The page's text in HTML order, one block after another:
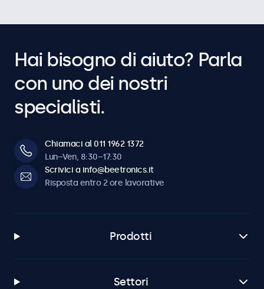
Hai bisogno di aiuto? Parla
con uno dei nostri
specialisti.
Chiamaci al 011 1962 1372
Lun–Ven, 8:30–17:30
Scrivici a info@beetronics.it
Risposta entro 2 ore lavorative
Prodotti
Settori